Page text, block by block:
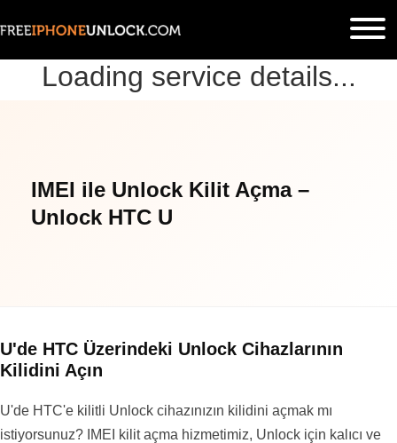
Loading service details...
IMEI ile Unlock Kilit Açma –
Unlock HTC U
U'de HTC Üzerindeki Unlock Cihazlarının
Kilidini Açın
U'de HTC'e kilitli Unlock cihazınızın kilidini açmak mı
istiyorsunuz? IMEI kilit açma hizmetimiz, Unlock için kalıcı ve